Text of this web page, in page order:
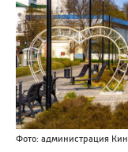
Фото: администрация